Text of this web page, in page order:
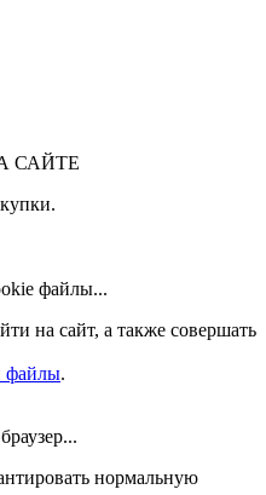
САЙТЕ
файлы...
на сайт, а также совершать
файлы.
нормальную